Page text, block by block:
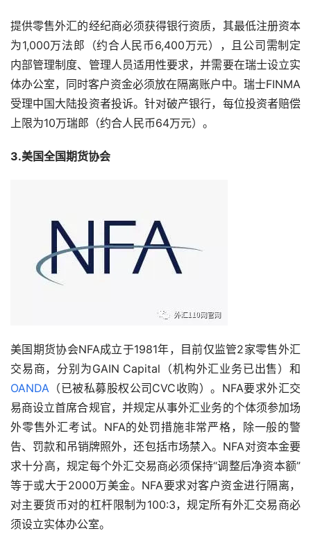
提供零售外汇的经纪商必须获得银行资质，其最低注册资本
为1,000万法郎（约合人民币6,400万元），且公司需制定
内部管理制度、管理人员适用性要求，并需要在瑞士设立实
体办公室，同时客户资金必须放在隔离账户中。瑞士FINMA
受理中国大陆投资者投诉。针对破产银行，每位投资者赔偿
上限为10万瑞郎（约合人民币64万元）。
3.美国全国期货协会
美国期货协会NFA成立于1981年，目前仅监管2家零售外汇
交易商，分别为GAIN Capital（机构外汇业务已出售）和
OANDA （已被私募股权公司CVC收购）。NFA要求外汇交
易商设立首席合规官，并规定从事外汇业务的个体须参加场
外零售外汇考试。NFA的处罚措施非常严格，除一般的警
告、罚款和吊销牌照外，还包括市场禁入。NFA对资本金要
求十分高，规定每个外汇交易商必须保持“调整后净资本额”
等于或大于2000万美金。NFA要求对客户资金进行隔离，
对主要货币对的杠杆限制为100:3，规定所有外汇交易商必
须设立实体办公室。